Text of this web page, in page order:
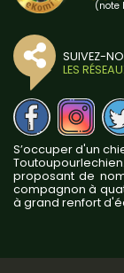
(note
SUIVEZ-
LES
S’occuper d'un
proposant de
compagnon à
à grand renfort